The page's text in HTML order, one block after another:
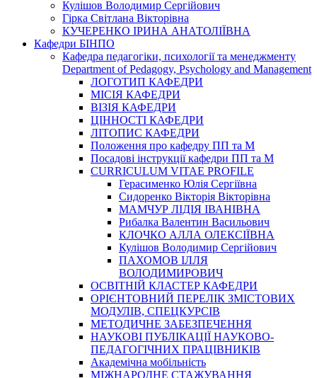
Кулішов Володимир Сергійович
Гірка Світлана Вікторівна
КУЧЕРЕНКО ІРИНА АНАТОЛІЇВНА
Кафедри БІНПО
Кафедра педагогіки, психології та менеджменту
Department of Pedagogy, Psychology and Management
ЛОГОТИП КАФЕДРИ
МІСІЯ КАФЕДРИ
ВІЗІЯ КАФЕДРИ
ЦІННОСТІ КАФЕДРИ
ЛІТОПИС КАФЕДРИ
Положення про кафедру ПП та М
Посадові інструкції кафедри ПП та М
CURRICULUM VITAE PROFILE
Герасименко Юлія Сергіївна
Сидоренко Вікторія Вікторівна
МАМЧУР ЛІДІЯ ІВАНІВНА
Рибалка Валентин Васильович
КЛОЧКО АЛЛА ОЛЕКСІЇВНА
Кулішов Володимир Сергійович
ПАХОМОВ ІЛЛЯ
ВОЛОДИМИРОВИЧ
ОСВІТНІЙ КЛАСТЕР КАФЕДРИ
ОРІЄНТОВНИЙ ПЕРЕЛІК ЗМІСТОВИХ
МОДУЛІВ, СПЕЦКУРСІВ
МЕТОДИЧНЕ ЗАБЕЗПЕЧЕННЯ
НАУКОВІ ПУБЛІКАЦІЇ НАУКОВО-
ПЕДАГОГІЧНИХ ПРАЦІВНИКІВ
Академічна мобільність
МІЖНАРОДНЕ СТАЖУВАННЯ